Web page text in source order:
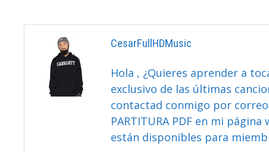
CesarFullHDMusic
Hola , ¿Quieres aprender a
exclusivo de las últimas
contactad conmigo por
PARTITURA PDF en mi
están disponibles para